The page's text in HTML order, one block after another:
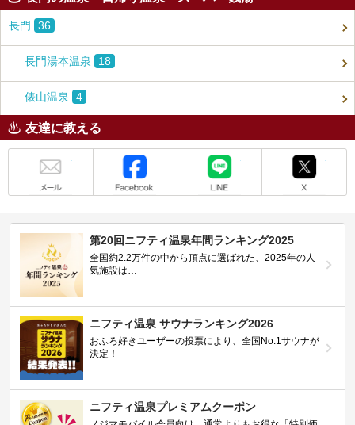
長門 36
長門湯本温泉 18
俵山温泉 4
友達に教える
第20回ニフティ温泉年間ランキング2025
全国約2.2万件の中から頂点に選ばれた、2025年の人
気施設は…
ニフティ温泉 サウナランキング2026
おふろ好きユーザーの投票により、全国No.1サウナが
決定！
ニフティ温泉プレミアムクーポン